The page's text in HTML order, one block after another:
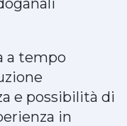
a tempo
e possibilità di
in